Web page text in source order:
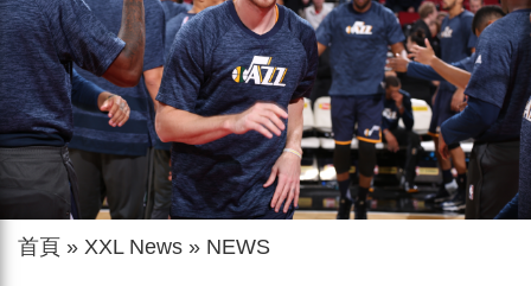
首頁 » XXL News » NEWS